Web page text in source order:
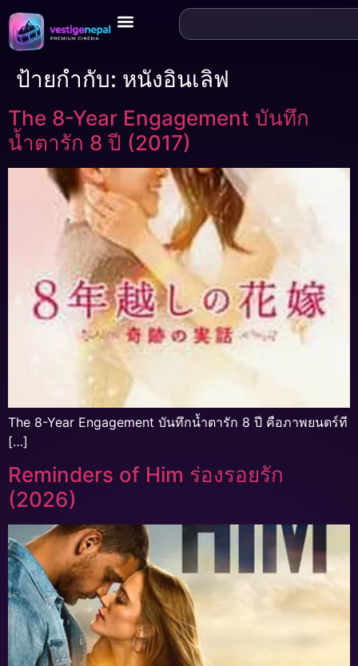
ป้ายกำกับ: หนังอินเลิฟ
The 8-Year Engagement บันทึก
น้ำตารัก 8 ปี (2017)
The 8-Year Engagement บันทึกน้ำตารัก 8 ปี คือภาพยนตร์ที
[…]
Reminders of Him ร่องรอยรัก
(2026)